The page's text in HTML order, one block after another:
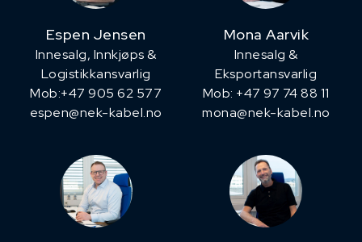
Espen Jensen
Innesalg, ​Innkjøps &
Logistikkansvarlig
Mob:+47 905 62 577
espen@nek-kabel.no
Mona Aarvik
Innesalg &
Eksportansvarlig
Mob: +47 97 74 88 11
mona@nek-kabel.no